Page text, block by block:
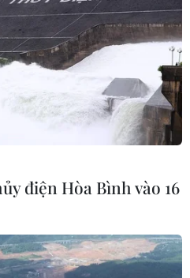
điện Hòa Bình vào 16